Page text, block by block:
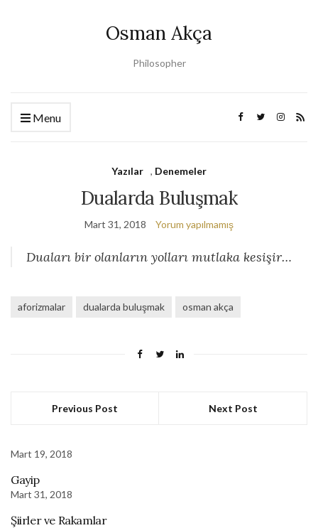
Osman Akça
Philosopher
Menu
Yazılar , Denemeler
Dualarda Buluşmak
Mart 31, 2018 Yorum yapılmamış
Duaları bir olanların yolları mutlaka kesişir…
aforizmalar dualarda buluşmak osman akça
Previous Post Next Post
Mart 19, 2018
Gayip
Mart 31, 2018
Şiirler ve Rakamlar